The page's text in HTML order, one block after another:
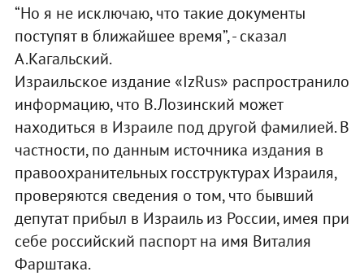
“Но я не исключаю, что такие документы
поступят в ближайшее время”, - сказал
А.Кагальский.
Израильское издание «IzRus» распространило
информацию, что В.Лозинский может
находиться в Израиле под другой фамилией. В
частности, по данным источника издания в
правоохранительных госструктурах Израиля,
проверяются сведения о том, что бывший
депутат прибыл в Израиль из России, имея при
себе российский паспорт на имя Виталия
Фарштака.